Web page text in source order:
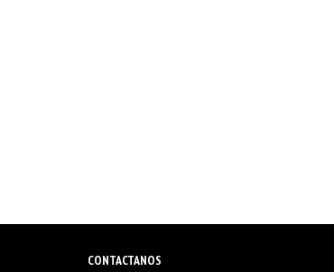
CONTACTANOS